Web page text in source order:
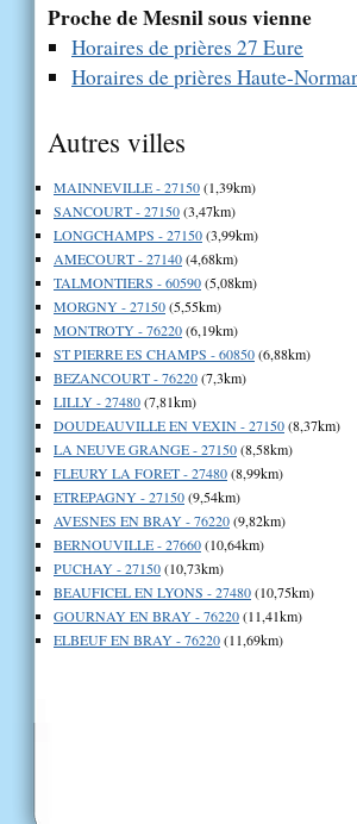
Proche de Mesnil sous vienne
Horaires de prières 27 Eure
Horaires de prières Haute-
Autres villes
MAINNEVILLE - 27150(1,39km)
SANCOURT - 27150(3,47km)
LONGCHAMPS - 27150(3,99km)
AMECOURT - 27140(4,68km)
TALMONTIERS - 60590(5,08km)
MORGNY - 27150(5,55km)
MONTROTY - 76220(6,19km)
ST PIERRE ES CHAMPS - 60850(6,88km)
BEZANCOURT - 76220(7,3km)
LILLY - 27480(7,81km)
DOUDEAUVILLE EN VEXIN - 27150(8,37km)
LA NEUVE GRANGE - 27150(8,58km)
FLEURY LA FORET - 27480(8,99km)
ETREPAGNY - 27150(9,54km)
AVESNES EN BRAY - 76220(9,82km)
BERNOUVILLE - 27660(10,64km)
PUCHAY - 27150(10,73km)
BEAUFICEL EN LYONS - 27480(10,75km)
GOURNAY EN BRAY - 76220(11,41km)
ELBEUF EN BRAY - 76220(11,69km)